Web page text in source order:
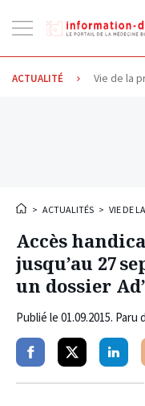
la
navigation
ACTUALITÉ Vie de la
> ACTUALITÉS > VIE DE
Accès
jusqu’au 27
un dossier
Publié le 01.09.2015. Paru
PartagerPartager